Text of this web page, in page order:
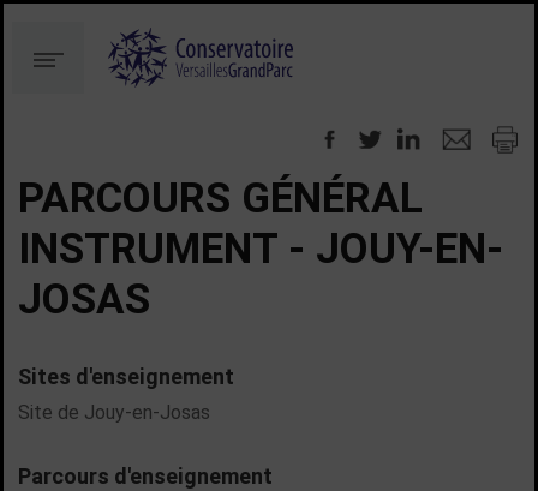
au
contenu
à
Menu
PARCOURS GÉNÉRAL
INSTRUMENT - JOUY-EN-
JOSAS
Sites d'enseignement
Site de Jouy-en-Josas
Parcours d'enseignement